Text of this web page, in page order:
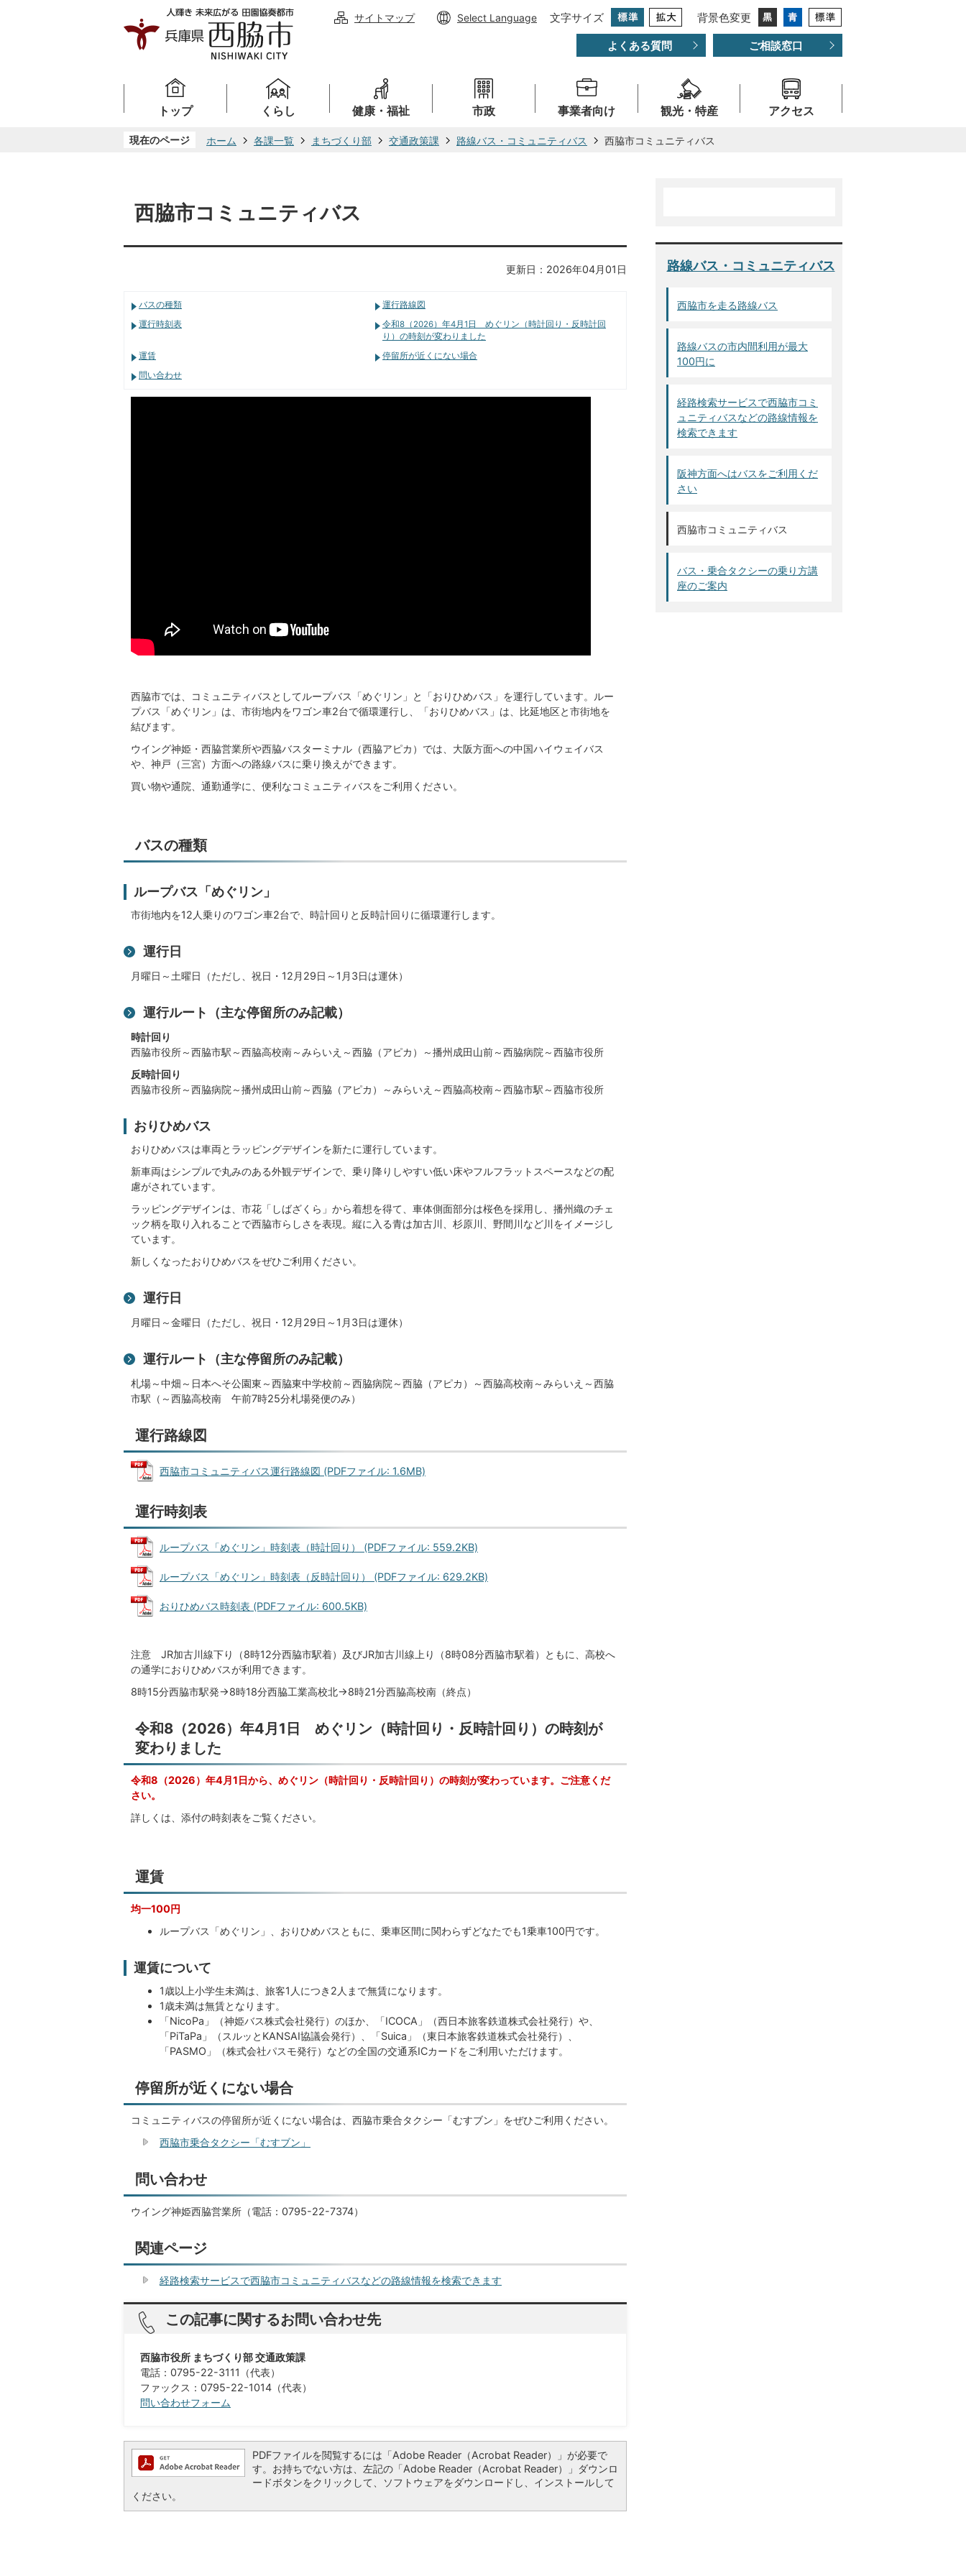
サイトマップ Select Language 文字サイズ 背景色変更
よくある質問 ご相談窓口
トップ くらし 健康・福祉 市政 事業者向け 観光・特産 アクセス
現在のページ ホーム 各課一覧 まちづくり部 交通政策課 路線バス・コミュニティバス 西脇市コミュニティバス
西脇市コミュニティバス
更新日：2026年04月01日
バスの種類
運行路線図
運行時刻表
令和8（2026）年4月1日 めぐリン（時計回り・反時計回
り）の時刻が変わりました
運賃
停留所が近くにない場合
問い合わせ
西脇市では、コミュニティバスとしてループバス「めぐリン」と「おりひめバス」を運行しています。ルー
プバス「めぐリン」は、市街地内をワゴン車2台で循環運行し、「おりひめバス」は、比延地区と市街地を
結びます。
ウイング神姫・西脇営業所や西脇バスターミナル（西脇アピカ）では、大阪方面への中国ハイウェイバス
や、神戸（三宮）方面への路線バスに乗り換えができます。
買い物や通院、通勤通学に、便利なコミュニティバスをご利用ください。
バスの種類
ループバス「めぐリン」
市街地内を12人乗りのワゴン車2台で、時計回りと反時計回りに循環運行します。
運行日
月曜日～土曜日（ただし、祝日・12月29日～1月3日は運休）
運行ルート（主な停留所のみ記載）
時計回り
西脇市役所～西脇市駅～西脇高校南～みらいえ～西脇（アピカ）～播州成田山前～西脇病院～西脇市役所
反時計回り
西脇市役所～西脇病院～播州成田山前～西脇（アピカ）～みらいえ～西脇高校南～西脇市駅～西脇市役所
おりひめバス
おりひめバスは車両とラッピングデザインを新たに運行しています。
新車両はシンプルで丸みのある外観デザインで、乗り降りしやすい低い床やフルフラットスペースなどの配
慮がされています。
ラッピングデザインは、市花「しばざくら」から着想を得て、車体側面部分は桜色を採用し、播州織のチェ
ック柄を取り入れることで西脇市らしさを表現。縦に入る青は加古川、杉原川、野間川など川をイメージし
ています。
新しくなったおりひめバスをぜひご利用ください。
運行日
月曜日～金曜日（ただし、祝日・12月29日～1月3日は運休）
運行ルート（主な停留所のみ記載）
札場～中畑～日本へそ公園東～西脇東中学校前～西脇病院～西脇（アピカ）～西脇高校南～みらいえ～西脇
市駅（～西脇高校南 午前7時25分札場発便のみ）
運行路線図
西脇市コミュニティバス運行路線図 (PDFファイル: 1.6MB)
運行時刻表
ループバス「めぐリン」時刻表（時計回り） (PDFファイル: 559.2KB)
ループバス「めぐリン」時刻表（反時計回り） (PDFファイル: 629.2KB)
おりひめバス時刻表 (PDFファイル: 600.5KB)
注意 JR加古川線下り（8時12分西脇市駅着）及びJR加古川線上り（8時08分西脇市駅着）ともに、高校へ
の通学におりひめバスが利用できます。
8時15分西脇市駅発→8時18分西脇工業高校北→8時21分西脇高校南（終点）
令和8（2026）年4月1日 めぐリン（時計回り・反時計回り）の時刻が
変わりました
令和8（2026）年4月1日から、めぐリン（時計回り・反時計回り）の時刻が変わっています。ご注意くだ
さい。
詳しくは、添付の時刻表をご覧ください。
運賃
均一100円
ループバス「めぐリン」、おりひめバスともに、乗車区間に関わらずどなたでも1乗車100円です。
運賃について
1歳以上小学生未満は、旅客1人につき2人まで無賃になります。
1歳未満は無賃となります。
「NicoPa」（神姫バス株式会社発行）のほか、「ICOCA」（西日本旅客鉄道株式会社発行）や、
「PiTaPa」（スルッとKANSAI協議会発行）、「Suica」（東日本旅客鉄道株式会社発行）、
「PASMO」（株式会社パスモ発行）などの全国の交通系ICカードをご利用いただけます。
停留所が近くにない場合
コミュニティバスの停留所が近くにない場合は、西脇市乗合タクシー「むすブン」をぜひご利用ください。
西脇市乗合タクシー「むすブン」
問い合わせ
ウイング神姫西脇営業所（電話：0795-22-7374）
関連ページ
経路検索サービスで西脇市コミュニティバスなどの路線情報を検索できます
この記事に関するお問い合わせ先
西脇市役所 まちづくり部 交通政策課
電話：0795-22-3111（代表）
ファックス：0795-22-1014（代表）
問い合わせフォーム
PDFファイルを閲覧するには「Adobe Reader（Acrobat Reader）」が必要で
す。お持ちでない方は、左記の「Adobe Reader（Acrobat Reader）」ダウンロ
ードボタンをクリックして、ソフトウェアをダウンロードし、インストールして
ください。
路線バス・コミュニティバス
西脇市を走る路線バス
路線バスの市内間利用が最大
100円に
経路検索サービスで西脇市コミ
ュニティバスなどの路線情報を
検索できます
阪神方面へはバスをご利用くだ
さい
西脇市コミュニティバス
バス・乗合タクシーの乗り方講
座のご案内